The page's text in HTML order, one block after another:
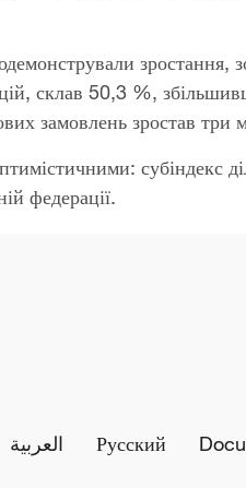
зростання,
склав 50,3 %,
замовлень зростав три
субіндекс
федерації.
العربية Русский